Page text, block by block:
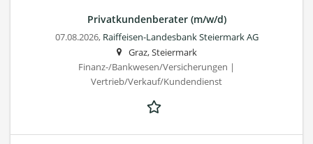
Privatkundenberater (m/w/d)
07.08.2026, Raiffeisen-Landesbank Steiermark AG
Graz, Steiermark
Finanz-/Bankwesen/Versicherungen |
Vertrieb/Verkauf/Kundendienst